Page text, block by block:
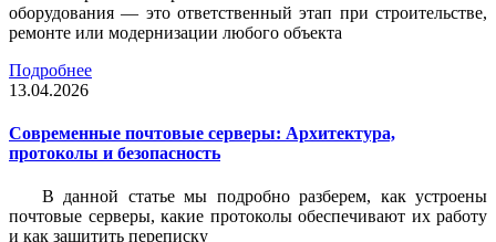
оборудования — это ответственный этап при строительстве,
ремонте или модернизации любого объекта
Подробнее
13.04.2026
Современные почтовые серверы: Архитектура,
протоколы и безопасность
В данной статье мы подробно разберем, как устроены
почтовые серверы, какие протоколы обеспечивают их работу
и как защитить переписку